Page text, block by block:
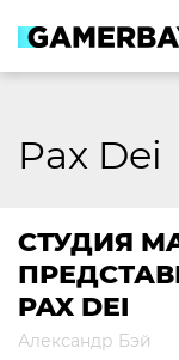
content
Pax Dei
СТУДИЯ
PAX DEI
Александр Бэй